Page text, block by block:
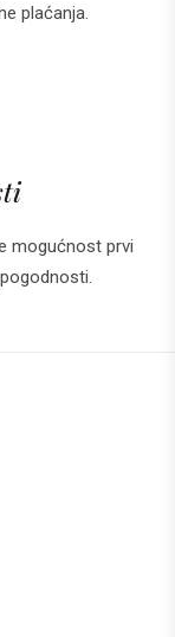
plaćanja.
mogućnost prvi